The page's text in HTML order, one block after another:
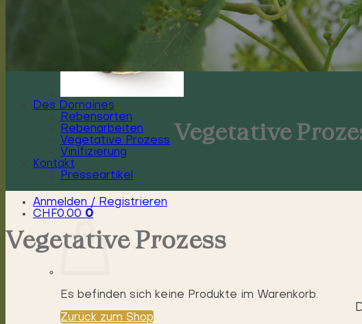
Des Domaines
Rebensorten
Rebenarbeiten
Vegetative Prozess
Vinifizierung
Kontakt
Presseartikel
Anmelden / Registrieren
CHF0.00 0
Es befinden sich keine Produkte im Warenkorb.
Zurück zum Shop
Vegetative
Vegetative Prozess